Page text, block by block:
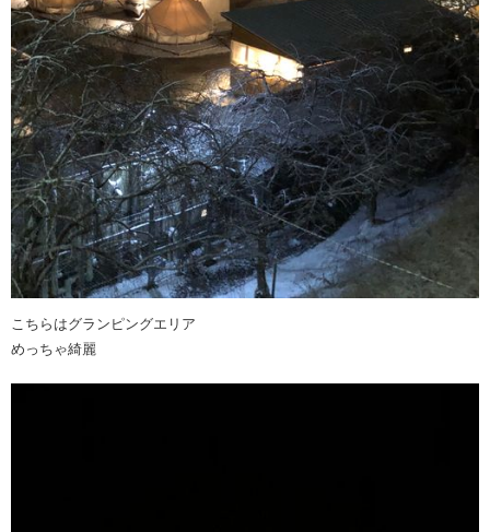
こちらはグランピングエリア
めっちゃ綺麗